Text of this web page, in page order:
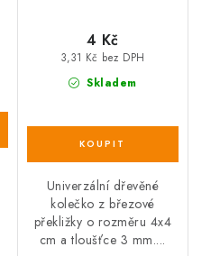
Skladem
3,31 Kč bez DPH
4 Kč
Univerzální dřevěné
kolečko z březové
překližky o rozměru 4x4
cm a tloušťce 3 mm....